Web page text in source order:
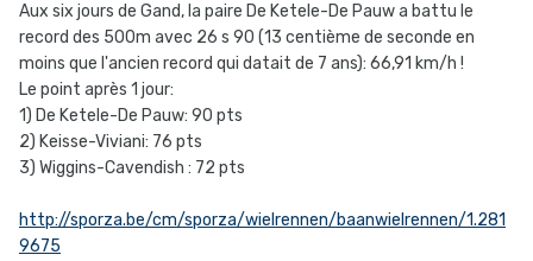
Aux six jours de Gand, la paire De Ketele-De Pauw a battu le
record des 500m avec 26 s 90 (13 centième de seconde en
moins que l'ancien record qui datait de 7 ans): 66,91 km/h !
Le point après 1 jour:
1) De Ketele-De Pauw: 90 pts
2) Keisse-Viviani: 76 pts
3) Wiggins-Cavendish : 72 pts
http://sporza.be/cm/sporza/wielrennen/baanwielrennen/1.281
9675